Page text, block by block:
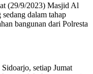
(29/9/2023) Masjid Al
dalam tahap
bangunan dari Polresta
setiap Jumat